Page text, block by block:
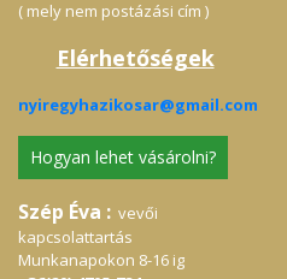
( mely nem postázási cím )
Elérhetőségek
nyiregyhazikosar@gmail.com
Hogyan lehet vásárolni?
Szép Éva : vevői
kapcsolattartás
Munkanapokon 8-16 ig